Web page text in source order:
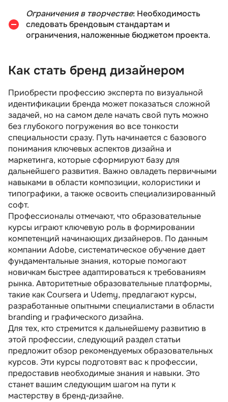
Ограничения в творчестве: Необходимость
следовать брендовым стандартам и
ограничения, наложенные бюджетом проекта.
Как стать бренд дизайнером
Приобрести профессию эксперта по визуальной
идентификации бренда может показаться сложной
задачей, но на самом деле начать свой путь можно
без глубокого погружения во все тонкости
специальности сразу. Путь начинается с базового
понимания ключевых аспектов дизайна и
маркетинга, которые сформируют базу для
дальнейшего развития. Важно овладеть первичными
навыками в области композиции, колористики и
типографики, а также освоить специализированный
софт.
Профессионалы отмечают, что образовательные
курсы играют ключевую роль в формировании
компетенций начинающих дизайнеров. По данным
компании Adobe, систематическое обучение дает
фундаментальные знания, которые помогают
новичкам быстрее адаптироваться к требованиям
рынка. Авторитетные образовательные платформы,
такие как Coursera и Udemy, предлагают курсы,
разработанные опытными специалистами в области
branding и графического дизайна.
Для тех, кто стремится к дальнейшему развитию в
этой профессии, следующий раздел статьи
предложит обзор рекомендуемых образовательных
курсов. Эти курсы подготовят вас к профессии,
предоставив необходимые знания и навыки. Это
станет вашим следующим шагом на пути к
мастерству в бренд-дизайне.